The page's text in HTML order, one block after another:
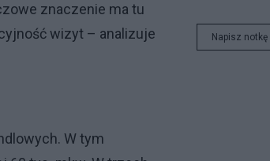
znaczenie ma tu
wizyt – analizuje
W tym
Napisz notkę